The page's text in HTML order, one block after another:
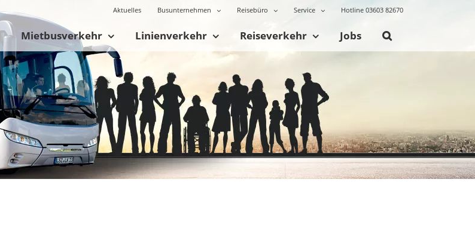
Aktuelles Busunternehmen Reisebüro Service Hotline 03603 82670
Mietbusverkehr Linienverkehr Reiseverkehr Jobs